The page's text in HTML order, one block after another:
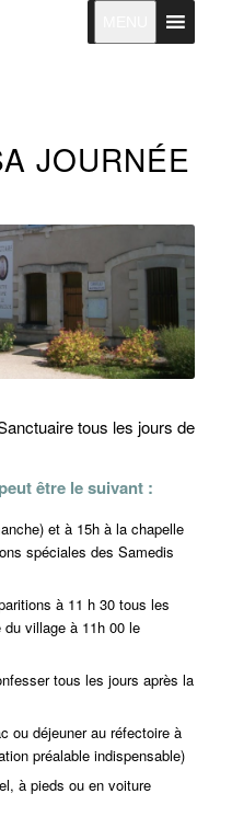
JOURNÉE
tous les jours de
être le suivant :
et à 15h à la chapelle
spéciales des Samedis
à 11 h 30 tous les
village à 11h 00 le
tous les jours après la
ou déjeuner au réfectoire à
préalable indispensable)
à pieds ou en voiture